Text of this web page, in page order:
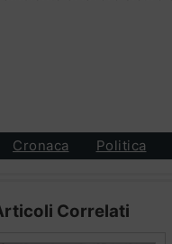
Cronaca Politica
Correlati